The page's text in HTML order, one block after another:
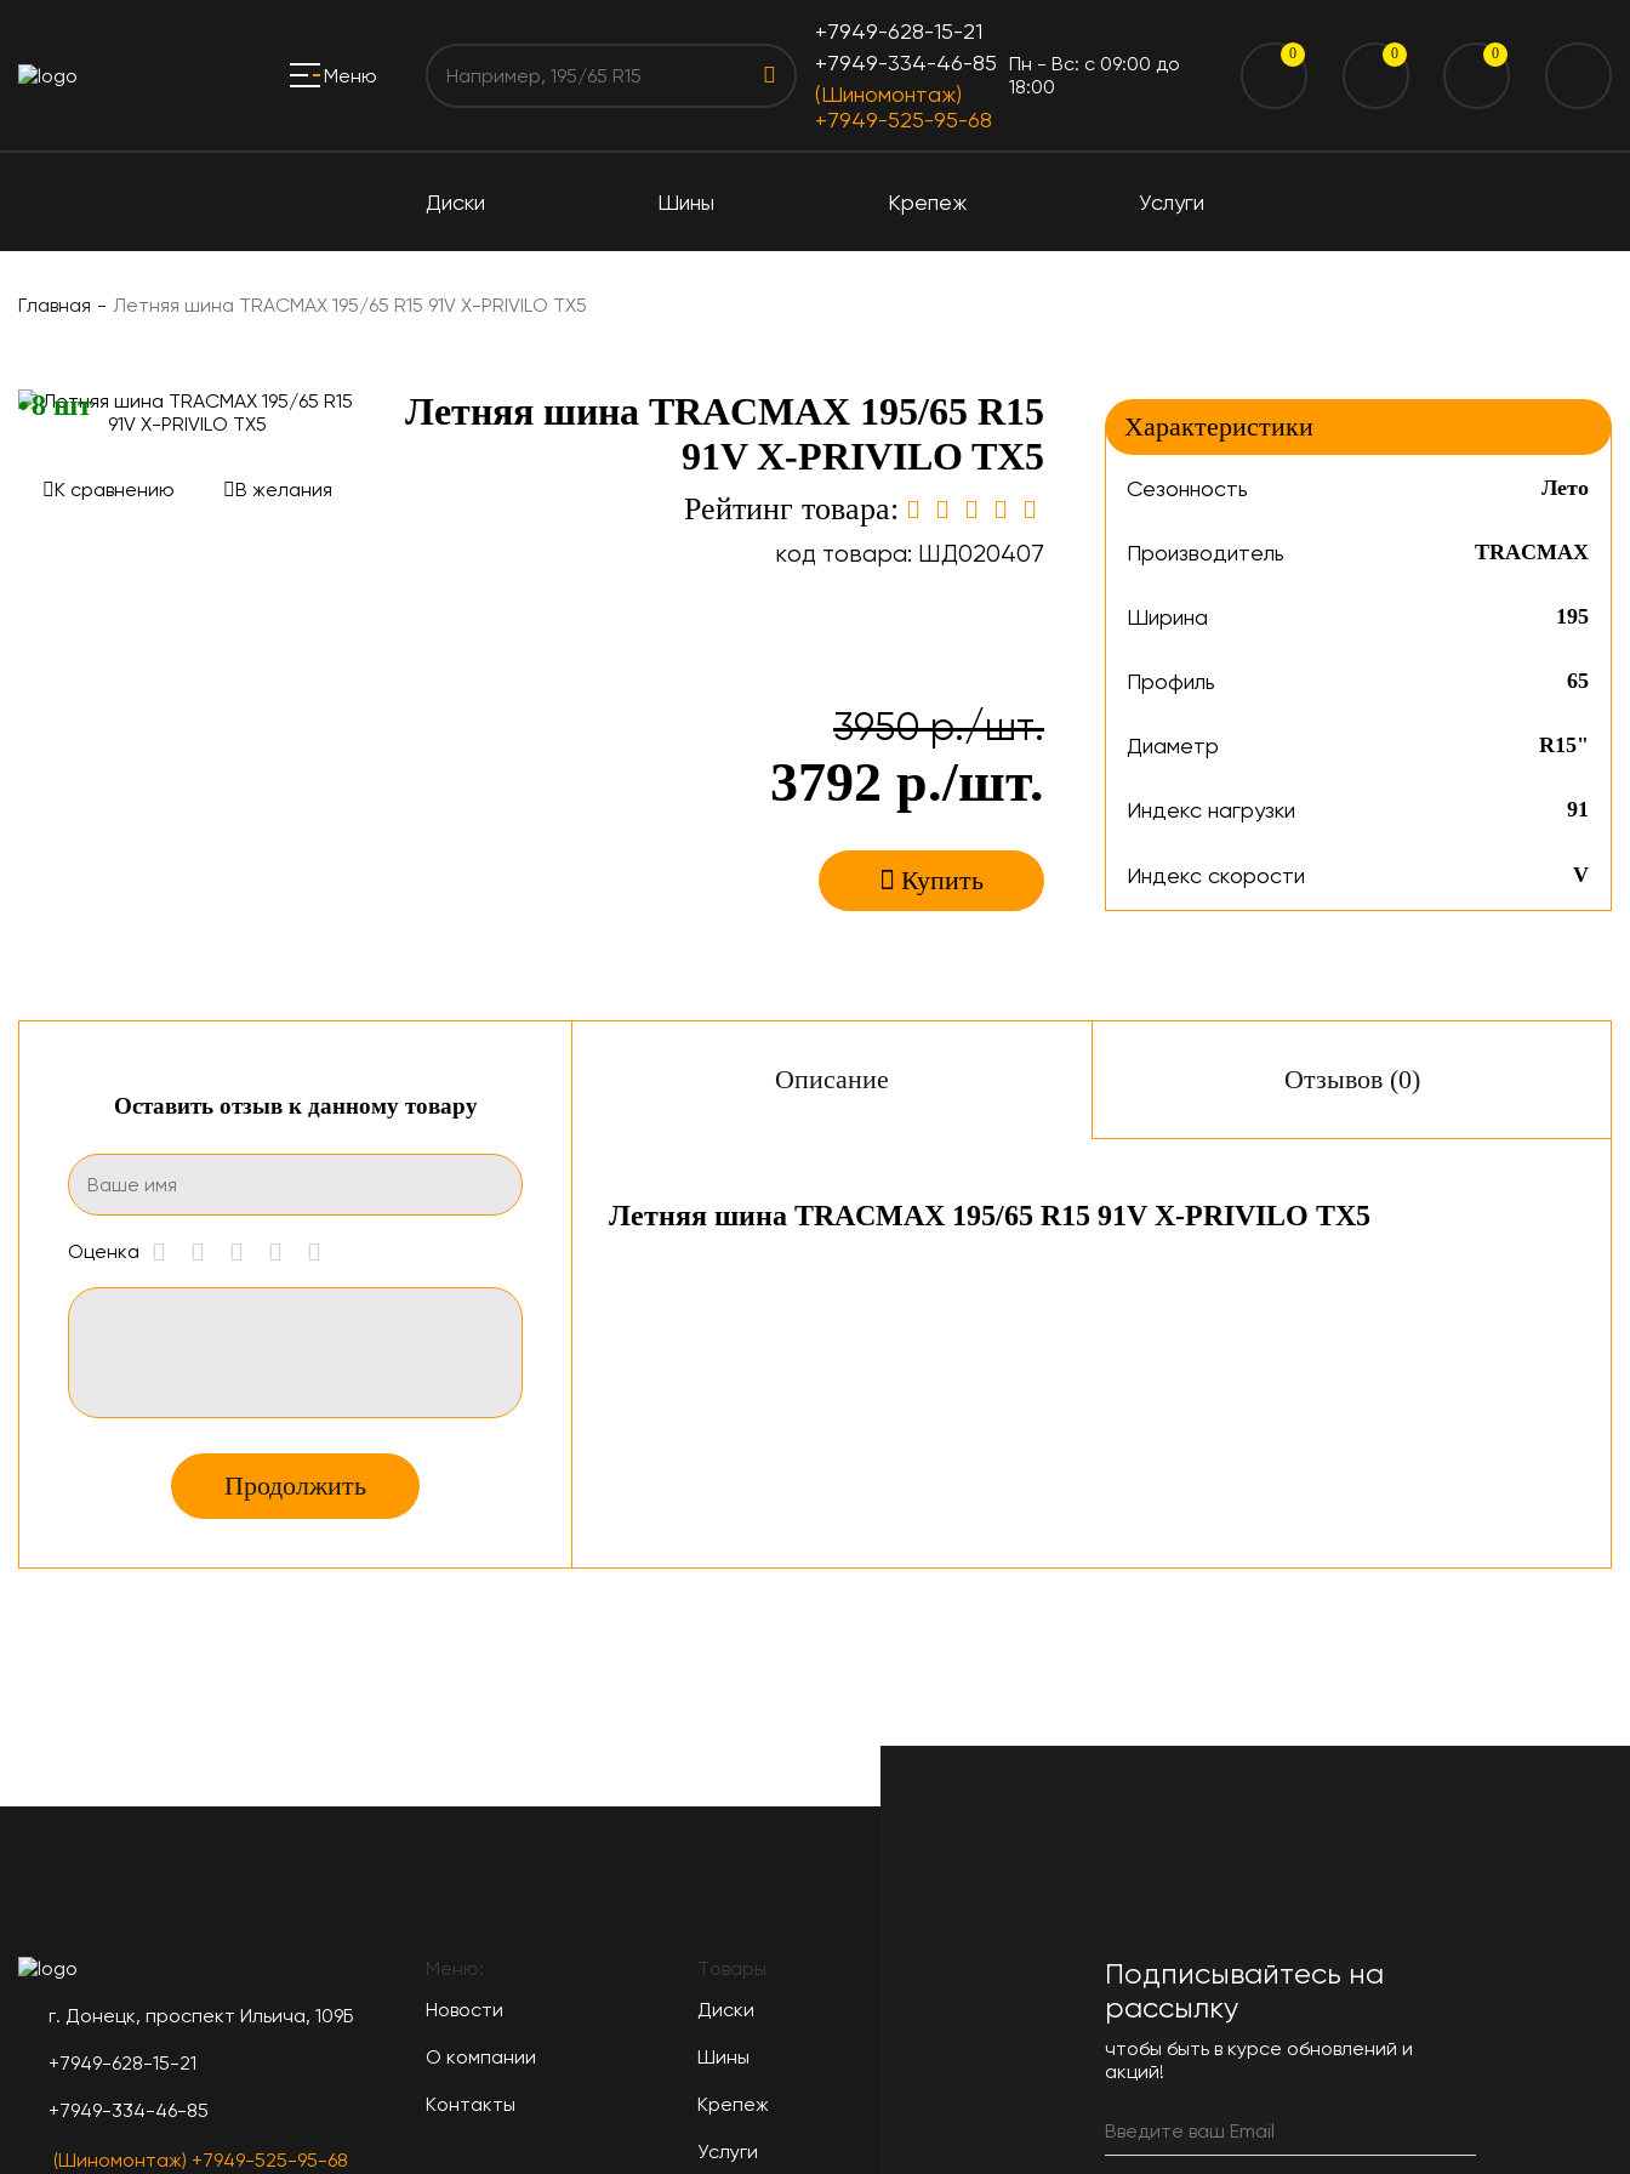
Меню
+7949-628-15-21
+7949-334-46-85
(Шиномонтаж)
+7949-525-95-68
Пн - Вс: c 09:00 до
18:00
0 0 0
Диски Шины Крепеж Услуги
Главная Летняя шина TRACMAX 195/65 R15 91V X-PRIVILO TX5
8 шт
К сравнению В желания
Летняя шина TRACMAX 195/65 R15
91V X-PRIVILO TX5
Рейтинг товара:
код товара: ШД020407
3950р./шт.
3792 р./шт.
Купить
Характеристики
Сезонность Лето
Производитель TRACMAX
Ширина 195
Профиль 65
Диаметр R15"
Индекс нагрузки 91
Индекс скорости V
Оставить отзыв к данному товару
Оценка
Продолжить
Описание Отзывов (0)
Летняя шина TRACMAX 195/65 R15 91V X-PRIVILO TX5
г. Донецк, проспект Ильича, 109Б
+7949-628-15-21
+7949-334-46-85
(Шиномонтаж) +7949-525-95-68
Меню:
Новости
О компании
Контакты
Товары
Диски
Шины
Крепеж
Услуги
Подписывайтесь на
рассылку
чтобы быть в курсе обновлений и
акций!